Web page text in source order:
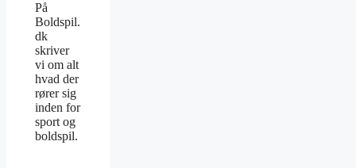
På
Boldspil.
dk
skriver
vi om alt
hvad der
rører sig
inden for
sport og
boldspil.